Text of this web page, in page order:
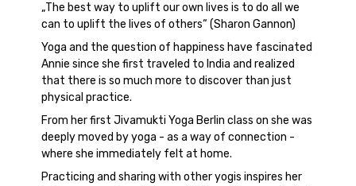
„The best way to uplift our own lives is to do all we
can to uplift the lives of others“ (Sharon Gannon)
Yoga and the question of happiness have fascinated
Annie since she first traveled to India and realized
that there is so much more to discover than just
physical practice.
From her first Jivamukti Yoga Berlin class on she was
deeply moved by yoga - as a way of connection -
where she immediately felt at home.
Practicing and sharing with other yogis inspires her